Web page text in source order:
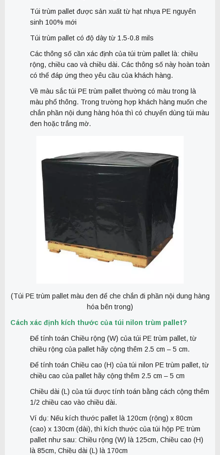
Túi trùm pallet được sản xuất từ hạt nhựa PE nguyên
sinh 100% mới
Túi trùm pallet có độ dày từ 1.5-0.8 mils
Các thông số cần xác định của túi trùm pallet là: chiều
rộng, chiều cao và chiều dài. Các thông số này hoàn toàn
có thể đáp ứng theo yêu cầu của khách hàng.
Về màu sắc túi PE trùm pallet thường có màu trong là
màu phổ thông. Trong trường hợp khách hàng muốn che
chắn phần nội dung hàng hóa thì có chuyển dùng túi màu
đen hoặc trắng mờ.
(Túi PE trùm pallet màu đen để che chắn đi phần nội dung hàng
hóa bên trong)
Cách xác định kích thước của túi nilon trùm pallet?
Để tính toán Chiều rộng (W) của túi PE trùm pallet, từ
chiều rộng của pallet hãy cộng thêm 2.5 cm – 5 cm.
Để tính toán Chiều cao (H) của túi nilon PE trùm pallet, từ
chiều cao của pallet hãy cộng thêm 2.5 cm – 5 cm
Chiều dài (L) của túi được tính toán bằng cách cộng thêm
1/2 chiều cao vào chiều dài.
Ví dụ: Nếu kích thước pallet là 120cm (rộng) x 80cm
(cao) x 130cm (dài), thì kích thước của túi hộp PE trùm
pallet như sau: Chiều rộng (W) là 125cm, Chiều cao (H)
là 85cm, Chiều dài (L) là 170cm